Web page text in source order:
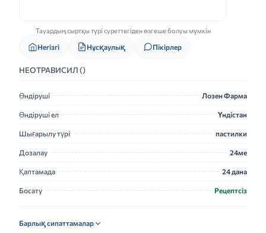
Тауардың сыртқы түрі суреттегіден өзгеше болуы мүмкін
Негізгі Нұсқаулық Пікірлер
НЕОТРАВИСИЛ ()
Өндіруші Лозен Фарма
Өндіруші ел Үндістан
Шығарылу түрі пастилки
Дозалау 24ме
Қаптамада 24 дана
Босату Рецептсіз
Барлық сипаттамалар